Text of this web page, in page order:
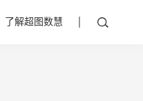
了解超图数慧